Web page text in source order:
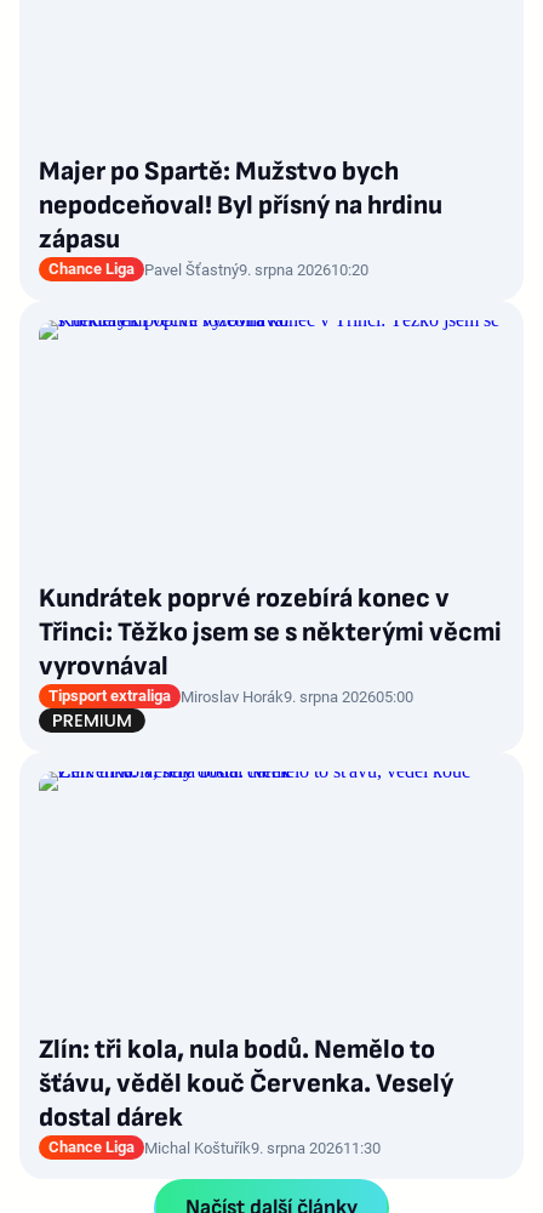
Majer po Spartě: Mužstvo bych
nepodceňoval! Byl přísný na hrdinu
zápasu
Chance Liga Pavel Šťastný9. srpna 202610:20
Kundrátek poprvé rozebírá konec v
Třinci: Těžko jsem se s některými věcmi
vyrovnával
Tipsport extraliga Miroslav Horák9. srpna 202605:00
Zlín: tři kola, nula bodů. Nemělo to
šťávu, věděl kouč Červenka. Veselý
dostal dárek
Chance Liga Michal Koštuřík9. srpna 202611:30
Načíst další články